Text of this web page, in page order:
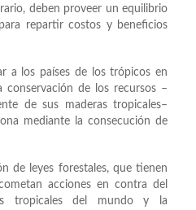
deben proveer un equilibrio
repartir costos y beneficios
a los países de los trópicos en
de los recursos –
de sus maderas tropicales–
mediante la consecución de
de leyes forestales, que tienen
acciones en contra del
tropicales del mundo y la